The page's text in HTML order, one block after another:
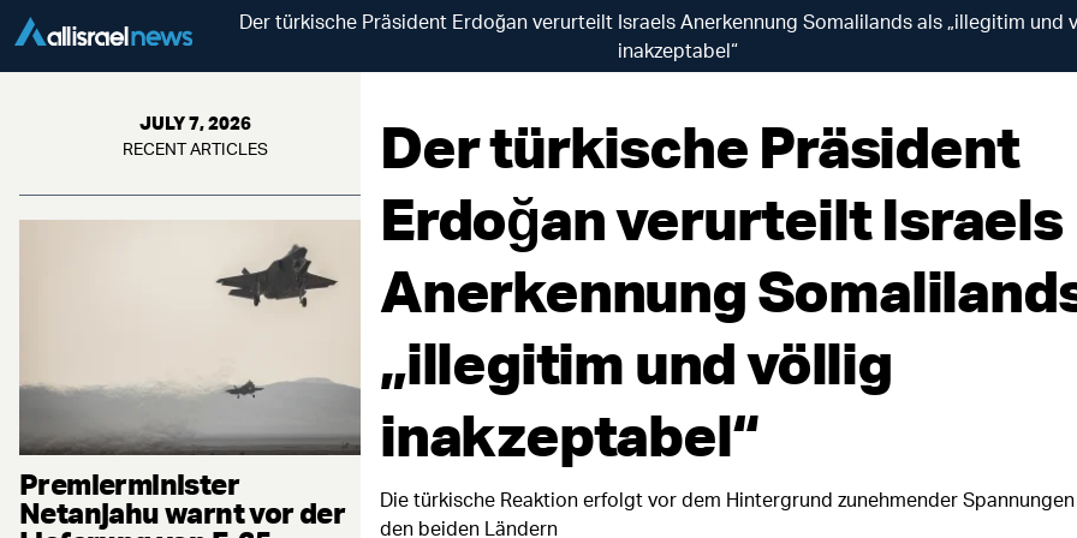
Der türkische Präsident Erdoğan verurteilt Israels Anerkennung Somalilands als „illegitim und
inakzeptabel“
JULY 7, 2026
RECENT ARTICLES
Premierminister
Netanjahu warnt vor der
Der türkische Präsident
Erdoğan verurteilt Israels
Anerkennung
„illegitim und völlig
inakzeptabel“
Die türkische Reaktion erfolgt vor dem Hintergrund zunehmender
den beiden Ländern